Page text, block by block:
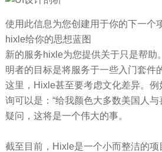
使用此信息为您创建用于你的下一个
hixle给你的思想蓝图
新的服务hixle为您提供关于只是帮助
明者的目标是将服务于一些入门套件
这里，Hixle甚至要考虑文化差异。
询可以是：“给我颜色大多数美国人
疑问，这将是一个伟大的事。
截至目前，Hixle是一个小而整洁的